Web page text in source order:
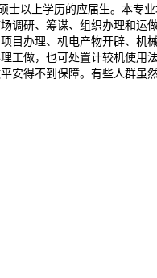
以上学历的应届生。本专
调研、筹谋、组织办理和运
办理、机电产物开辟、机
工做，也可处置计较机使用
得不到保障。有些人群虽